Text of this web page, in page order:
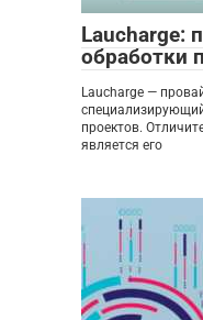
Laucharge:
обработки
Laucharge —
проектов.
является его